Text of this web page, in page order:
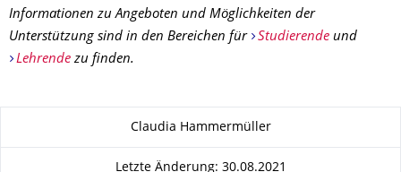
Informationen zu Angeboten und Möglichkeiten der
Unterstützung sind in den Bereichen für
Studierende und
Lehrendezu finden.
Zu dieser SeiteClaudia Hammermüller
Letzte Änderung: 30.08.2021